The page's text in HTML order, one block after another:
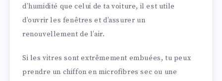
d’humidité que celui de ta voiture, il est utile
d’ouvrir les fenêtres et d’assurer un
renouvellement de l’air.
Si les vitres sont extrêmement embuées, tu peux
prendre un chiffon en microfibres sec ou une